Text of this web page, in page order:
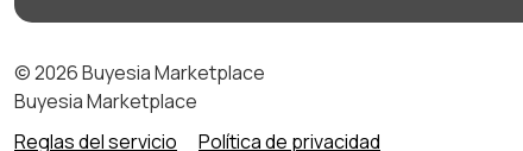
© 2026 Buyesia Marketplace
Buyesia Marketplace
Reglas del servicio
Política de privacidad